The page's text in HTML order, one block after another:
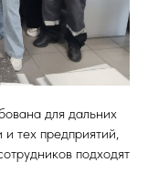
для дальних
тех предприятий,
подходят